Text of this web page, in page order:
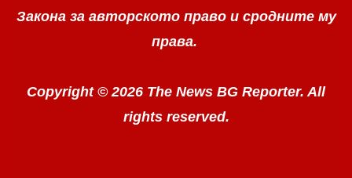
Закона за авторското право и сродните му
права.
Copyright © 2026 The News BG Reporter. All
rights reserved.